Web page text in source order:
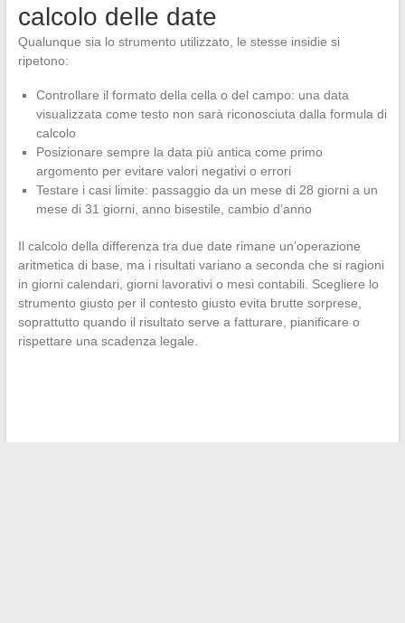
calcolo delle date
Qualunque sia lo strumento utilizzato, le stesse insidie si
ripetono:
Controllare il formato della cella o del campo: una data
visualizzata come testo non sarà riconosciuta dalla formula di
calcolo
Posizionare sempre la data più antica come primo
argomento per evitare valori negativi o errori
Testare i casi limite: passaggio da un mese di 28 giorni a un
mese di 31 giorni, anno bisestile, cambio d’anno
Il calcolo della differenza tra due date rimane un’operazione
aritmetica di base, ma i risultati variano a seconda che si ragioni
in giorni calendari, giorni lavorativi o mesi contabili. Scegliere lo
strumento giusto per il contesto giusto evita brutte sorprese,
soprattutto quando il risultato serve a fatturare, pianificare o
rispettare una scadenza legale.